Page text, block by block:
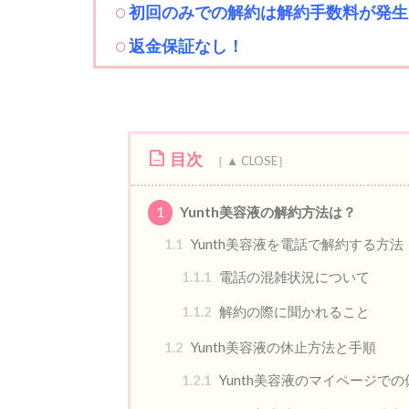
初回のみでの解約は解約手数料が発生
返金保証なし！
目次
1
Yunth美容液の解約方法は？
1.1
Yunth美容液を電話で解約する方法
1.1.1
電話の混雑状況について
1.1.2 解約の際に聞かれること
1.2 Yunth美容液の休止方法と手順
1.2.1
Yunth美容液のマイページでの